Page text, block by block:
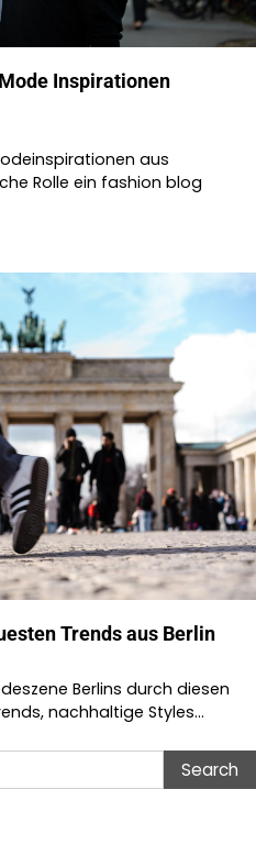
Inspirationen
aus
Rolle ein fashion blog
Trends aus Berlin
Berlins durch diesen
nachhaltige Styles…